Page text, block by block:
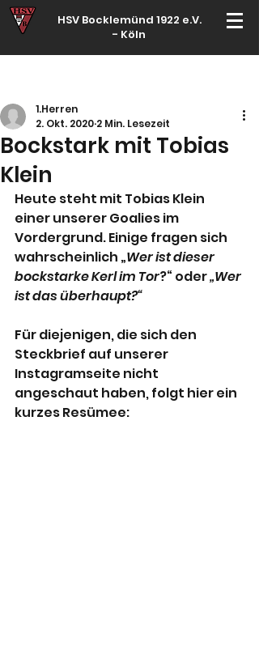
HSV Bocklemünd 1922 e.V.
- Köln
Bockstark mit Tobias
Klein
1.Herren
2. Okt. 2020 2 Min. Lesezeit
Heute steht mit Tobias Klein
einer unserer Goalies im
Vordergrund. Einige fragen sich
wahrscheinlich „Wer ist dieser
bockstarke Kerl im Tor?“ oder „Wer
ist das überhaupt?“
Für diejenigen, die sich den
Steckbrief auf unserer
Instagramseite nicht
angeschaut haben, folgt hier ein
kurzes Resümee: